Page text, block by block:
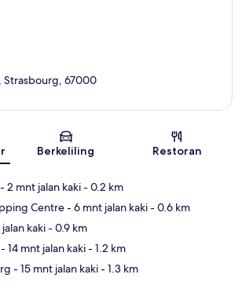
Peta
Strasbourg, 67000
Berkeliling Restoran
- 2 mnt jalan kaki- 0.2 km
Centre- 6 mnt jalan kaki- 0.6 km
jalan kaki- 0.9 km
- 14 mnt jalan kaki- 1.2 km
- 15 mnt jalan kaki- 1.3 km